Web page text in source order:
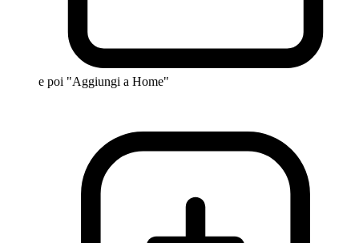
e poi "Aggiungi a Home"